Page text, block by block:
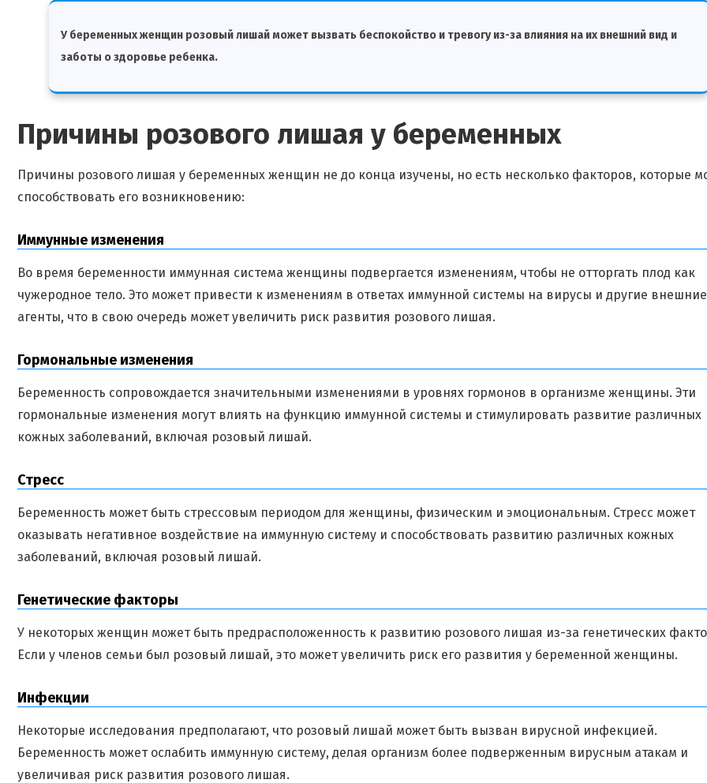
У беременных женщин розовый лишай может вызвать беспокойство и тревогу из-за влияния на их внешний вид и
заботы о здоровье ребенка.
Причины розового лишая у беременных
Причины розового лишая у беременных женщин не до конца изучены, но есть несколько факторов, которые
способствовать его возникновению:
Иммунные изменения
Во время беременности иммунная система женщины подвергается изменениям, чтобы не отторгать плод как
чужеродное тело. Это может привести к изменениям в ответах иммунной системы на вирусы и другие внешние
агенты, что в свою очередь может увеличить риск развития розового лишая.
Гормональные изменения
Беременность сопровождается значительными изменениями в уровнях гормонов в организме женщины. Эти
гормональные изменения могут влиять на функцию иммунной системы и стимулировать развитие различных
кожных заболеваний, включая розовый лишай.
Стресс
Беременность может быть стрессовым периодом для женщины, физическим и эмоциональным. Стресс может
оказывать негативное воздействие на иммунную систему и способствовать развитию различных кожных
заболеваний, включая розовый лишай.
Генетические факторы
У некоторых женщин может быть предрасположенность к развитию розового лишая из-за генетических
Если у членов семьи был розовый лишай, это может увеличить риск его развития у беременной женщины.
Инфекции
Некоторые исследования предполагают, что розовый лишай может быть вызван вирусной инфекцией.
Беременность может ослабить иммунную систему, делая организм более подверженным вирусным атакам и
увеличивая риск развития розового лишая.